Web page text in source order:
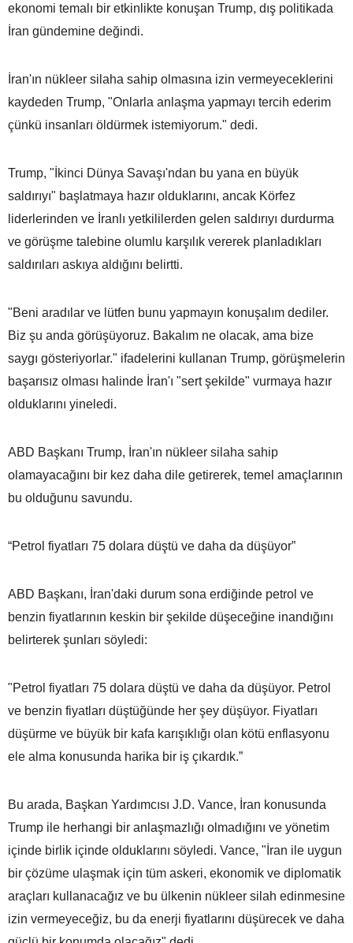
ekonomi temalı bir etkinlikte konuşan Trump, dış politikada
İran gündemine değindi.
İran'ın nükleer silaha sahip olmasına izin vermeyeceklerini
kaydeden Trump, "Onlarla anlaşma yapmayı tercih ederim
çünkü insanları öldürmek istemiyorum." dedi.
Trump, "İkinci Dünya Savaşı'ndan bu yana en büyük
saldırıyı" başlatmaya hazır olduklarını, ancak Körfez
liderlerinden ve İranlı yetkililerden gelen saldırıyı durdurma
ve görüşme talebine olumlu karşılık vererek planladıkları
saldırıları askıya aldığını belirtti.
"Beni aradılar ve lütfen bunu yapmayın konuşalım dediler.
Biz şu anda görüşüyoruz. Bakalım ne olacak, ama bize
saygı gösteriyorlar." ifadelerini kullanan Trump, görüşmelerin
başarısız olması halinde İran'ı "sert şekilde" vurmaya hazır
olduklarını yineledi.
ABD Başkanı Trump, İran'ın nükleer silaha sahip
olamayacağını bir kez daha dile getirerek, temel amaçlarının
bu olduğunu savundu.
“Petrol fiyatları 75 dolara düştü ve daha da düşüyor”
ABD Başkanı, İran'daki durum sona erdiğinde petrol ve
benzin fiyatlarının keskin bir şekilde düşeceğine inandığını
belirterek şunları söyledi:
"Petrol fiyatları 75 dolara düştü ve daha da düşüyor. Petrol
ve benzin fiyatları düştüğünde her şey düşüyor. Fiyatları
düşürme ve büyük bir kafa karışıklığı olan kötü enflasyonu
ele alma konusunda harika bir iş çıkardık.”
Bu arada, Başkan Yardımcısı J.D. Vance, İran konusunda
Trump ile herhangi bir anlaşmazlığı olmadığını ve yönetim
içinde birlik içinde olduklarını söyledi. Vance, "İran ile uygun
bir çözüme ulaşmak için tüm askeri, ekonomik ve diplomatik
araçları kullanacağız ve bu ülkenin nükleer silah edinmesine
izin vermeyeceğiz, bu da enerji fiyatlarını düşürecek ve daha